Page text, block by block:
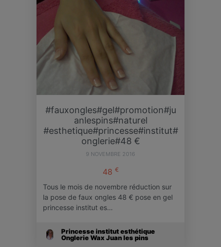
#fauxongles#gel#promotion#ju
anlespins#naturel
#esthetique#princesse#institut#
onglerie#48 €
9 NOVEMBRE 2016
48 €
Tous le mois de novembre réduction sur
la pose de faux ongles 48 € pose en gel
princesse institut es…
Princesse institut esthétique
Onglerie Wax Juan les pins